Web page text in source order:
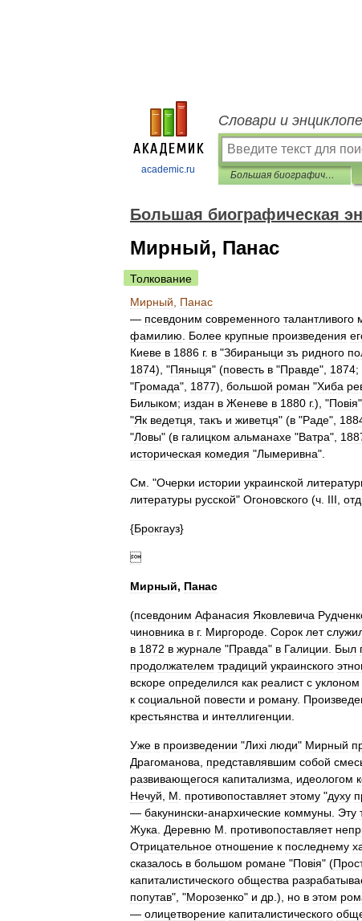
academic.ru
Словари и
Большая биографическая энциклопедия
Большая биографическая
Мирный, Панас
Толкование
Мирный
Панас
— псевдоним современного талантливого
фамилию
Более крупные произведения
Киеве в 1886 г. в "Збираныци зъ ридного
1874), "Пяныця" (повесть в "Правде", 1874;
"Громада", 1877), большой роман "Хиба
Билыком; издан в Женеве в 1880 г.), "Повiя
"Як ведетця такъ и живетця" (в "Раде",
"Ловы" (в галицком альманахе "Ватра",
историческая комедия "Лымеривна".
См . "Очерки истории украинской
литературы русской" Огоновского (ч III отд
{Брокгауз}

Мирный, Панас
(псевдоним Афанасия Яковлевича
чиновника в г. Миргороде Сорок лет
в 1872 в журнале "Правда" в Галиции Был
продолжателем традиций украинского
вскоре определился как реалист с уклоном
к социальной повести и роману.
крестьянства и интеллигенции
Уже в произведении "Лихі люди" Мирный
Драгоманова
представлявшим собой
развивающегося капитализма идеологом
Нечуй
М противопоставляет этому "духу
— бакунински-анархические коммуны Эту
Жука
Деревню М противопоставляет
Отрицательное отношение к последнему
сказалось в большом романе "Повія" (
капиталистического общества
попутав", "Морозенко" и др .), но в этом
— олицетворение капиталистического